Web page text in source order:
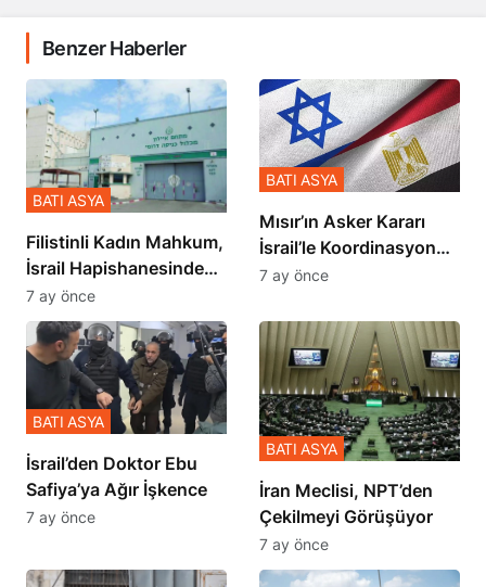
Benzer Haberler
Filistinli Kadın Mahkum,
İsrail Hapishanesindeki
Zulmü Anlattı
BATI ASYA
7 ay önce
Mısır’ın Asker Kararı
İsrail’le Koordinasyon
İçinde Gerçekleşmiş
BATI ASYA
7 ay önce
İsrail’den Doktor Ebu
Safiya’ya Ağır İşkence
BATI ASYA
7 ay önce
İran Meclisi, NPT’den
Çekilmeyi Görüşüyor
BATI ASYA
7 ay önce